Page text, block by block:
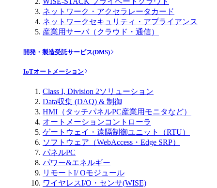
ネットワーク・アクセラレータカード
ネットワークセキュリティ・アプライアンス
産業用サーバ（クラウド・通信）
開発・製造受託サービス(DMS)
IoTオートメーション
Class I, Division 2ソリューション
Data収集 (DAQ) & 制御
HMI（タッチパネルPC産業用モニタなど）
オートメーションコントローラ
ゲートウェイ・遠隔制御ユニット（RTU）
ソフトウェア（WebAccess・Edge SRP）
パネルPC
パワー&エネルギー
リモートI/ Oモジュール
ワイヤレスI/O・センサ(WISE)